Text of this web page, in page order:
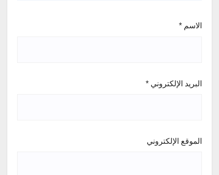
الاسم *
البريد الإلكتروني *
الموقع الإلكتروني